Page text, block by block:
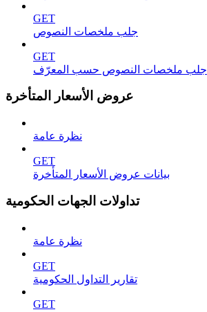
GET
جلب ملخصات النصوص
GET
جلب ملخصات النصوص حسب المعرّف
عروض الأسعار المتأخرة
نظرة عامة
GET
بيانات عروض الأسعار المتأخرة
تداولات الجهات الحكومية
نظرة عامة
GET
تقارير التداول الحكومية
GET